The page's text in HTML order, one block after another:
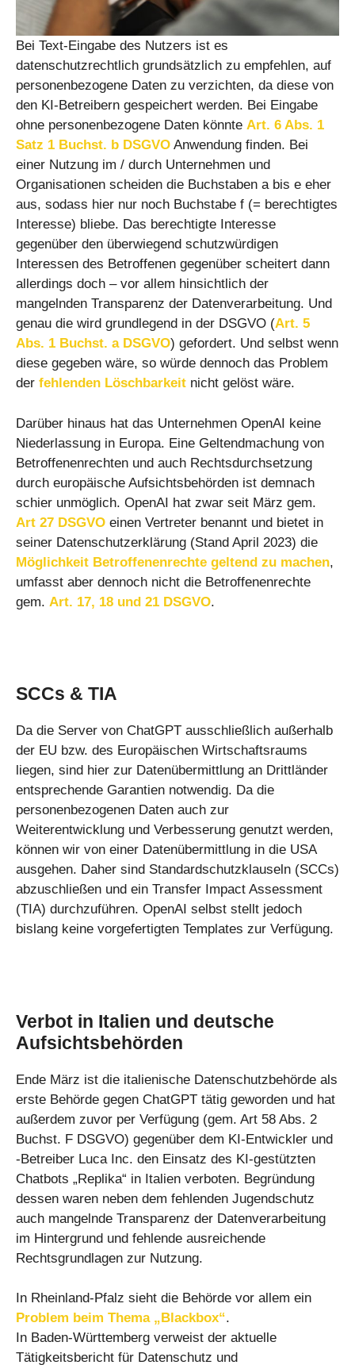
Bei Text-Eingabe des Nutzers ist es
datenschutzrechtlich grundsätzlich zu empfehlen, auf
personenbezogene Daten zu verzichten, da diese von
den KI-Betreibern gespeichert werden. Bei Eingabe
ohne personenbezogene Daten könnte Art. 6 Abs. 1
Satz 1 Buchst. b DSGVO Anwendung finden. Bei
einer Nutzung im / durch Unternehmen und
Organisationen scheiden die Buchstaben a bis e eher
aus, sodass hier nur noch Buchstabe f (= berechtigtes
Interesse) bliebe. Das berechtigte Interesse
gegenüber den überwiegend schutzwürdigen
Interessen des Betroffenen gegenüber scheitert dann
allerdings doch – vor allem hinsichtlich der
mangelnden Transparenz der Datenverarbeitung. Und
genau die wird grundlegend in der DSGVO (Art. 5
Abs. 1 Buchst. a DSGVO) gefordert. Und selbst wenn
diese gegeben wäre, so würde dennoch das Problem
der fehlenden Löschbarkeit nicht gelöst wäre.
Darüber hinaus hat das Unternehmen OpenAI keine
Niederlassung in Europa. Eine Geltendmachung von
Betroffenenrechten und auch Rechtsdurchsetzung
durch europäische Aufsichtsbehörden ist demnach
schier unmöglich. OpenAI hat zwar seit März gem.
Art 27 DSGVO einen Vertreter benannt und bietet in
seiner Datenschutzerklärung (Stand April 2023) die
Möglichkeit Betroffenenrechte geltend zu machen,
umfasst aber dennoch nicht die Betroffenenrechte
gem. Art. 17, 18 und 21 DSGVO.
SCCs & TIA
Da die Server von ChatGPT ausschließlich außerhalb
der EU bzw. des Europäischen Wirtschaftsraums
liegen, sind hier zur Datenübermittlung an Drittländer
entsprechende Garantien notwendig. Da die
personenbezogenen Daten auch zur
Weiterentwicklung und Verbesserung genutzt werden,
können wir von einer Datenübermittlung in die USA
ausgehen. Daher sind Standardschutzklauseln (SCCs)
abzuschließen und ein Transfer Impact Assessment
(TIA) durchzuführen. OpenAI selbst stellt jedoch
bislang keine vorgefertigten Templates zur Verfügung.
Verbot in Italien und deutsche
Aufsichtsbehörden
Ende März ist die italienische Datenschutzbehörde als
erste Behörde gegen ChatGPT tätig geworden und hat
außerdem zuvor per Verfügung (gem. Art 58 Abs. 2
Buchst. F DSGVO) gegenüber dem KI-Entwickler und
-Betreiber Luca Inc. den Einsatz des KI-gestützten
Chatbots „Replika“ in Italien verboten. Begründung
dessen waren neben dem fehlenden Jugendschutz
auch mangelnde Transparenz der Datenverarbeitung
im Hintergrund und fehlende ausreichende
Rechtsgrundlagen zur Nutzung.
In Rheinland-Pfalz sieht die Behörde vor allem ein
Problem beim Thema „Blackbox“.
In Baden-Württemberg verweist der aktuelle
Tätigkeitsbericht für Datenschutz und